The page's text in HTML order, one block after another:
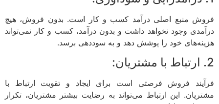
فروش منبع اصلی درآمد کسب و کار است. بدون فروش، هیچ
درآمدی وجود نخواهد داشت و بدون درآمد، کسب و کار نمی‌تواند
هزینه‌های خود را پوشش دهد و به سوددهی برسد.
2. ارتباط با مشتریان:
فرآیند فروش فرصتی است برای ایجاد و تقویت ارتباط با
مشتریان. این ارتباط می‌تواند به رضایت بیشتر مشتریان، تکرار